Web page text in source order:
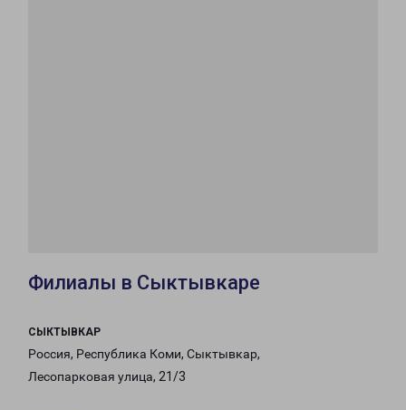
Филиалы в Сыктывкаре
СЫКТЫВКАР
Россия, Республика Коми, Сыктывкар,
Лесопарковая улица, 21/3